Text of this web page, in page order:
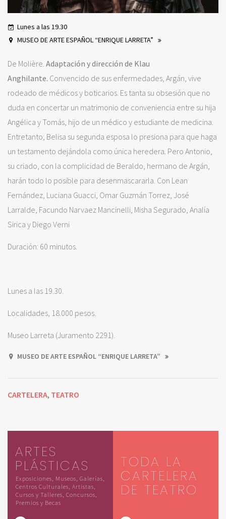
Lunes a las 19.30
MUSEO DE ARTE ESPAÑOL “ENRIQUE LARRETA”
De Molière. Adaptación y dirección de Klau
Anghilante. Convencido de sus enfermedades, Argán, vive
rodeado de médicos y boticarios. Es tanta su obsesión que no
duda en concertar un matrimonio de conveniencia entre su hija
Angélica y Tomás, hijo de un médico y estudiante de medicina.
Entretanto, Belisa su segunda esposa lo presiona para que haga
un testamento dejándola como única heredera. Pero Antonio,
su criado, con la complicidad de Beraldo, hermano de Argán,
harán todo lo posible para desenmascararla. Con Lean
Fernández, Luciana Guacci, Omar Guzmán Torrez, José
Larralde, Facundo Narvaez Mancinelli, Misha Segurado, Analía
Sirica y Diego Verni
Duración: 60 minutos.
Lunes a las 19.30.
Localidades, 18.000 pesos.
Museo Larreta (Juramento 2291).
MUSEO DE ARTE ESPAÑOL “ENRIQUE LARRETA”
CARTELERA, TEATRO
ARTES
PLÁSTICAS
Exposiciones, Museos, Galerías,
Centros Culturales, Artistas,
Cursos y Talleres, Concursos,
Premios y Becas
TODA LA
CARTELERA
DE TEATRO